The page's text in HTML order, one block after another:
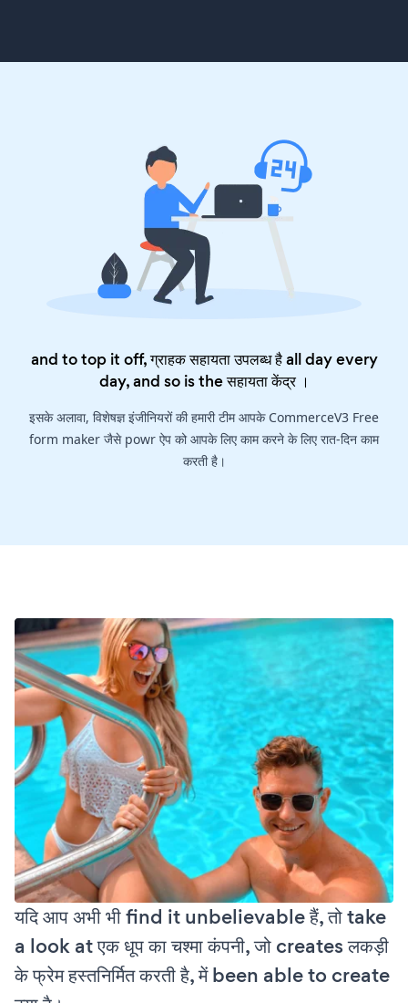
and to top it off, ग्राहक सहायता उपलब्ध है all day every
day, and so is theसहायता केंद्र।
इसके अलावा, विशेषज्ञ इंजीनियरों की हमारी टीम आपके CommerceV3 Free
form maker जैसे powr ऐप को आपके लिए काम करने के लिए रात-दिन काम
करती है।
यदि आप अभी भी find it unbelievable हैं, तो take
a look at एक धूप का चश्मा कंपनी, जो creates लकड़ी
के फ्रेम हस्तनिर्मित करती है, में been able to create